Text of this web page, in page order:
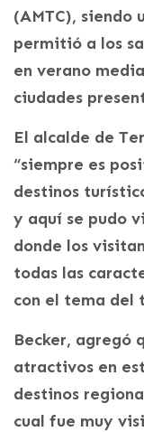
(AMTC), siendo
permitió a los
en verano
ciudades
El alcalde de
“siempre es
destinos
y aquí se pudo
donde los
todas las
con el tema del
Becker, agregó
atractivos en
destinos
cual fue muy